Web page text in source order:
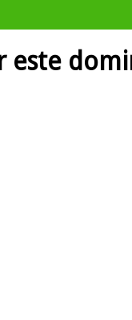
este